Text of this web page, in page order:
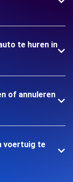
te huren in
of annuleren
voertuig te